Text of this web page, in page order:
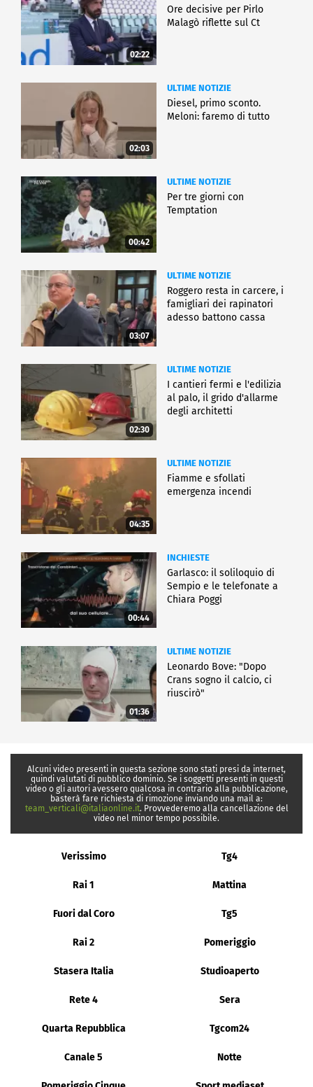
02:22
Ore decisive per Pirlo
Malagò riflette sul Ct
02:03
ULTIME NOTIZIE
Diesel, primo sconto.
Meloni: faremo di tutto
00:42
ULTIME NOTIZIE
Per tre giorni con
Temptation
03:07
ULTIME NOTIZIE
Roggero resta in carcere, i
famigliari dei rapinatori
adesso battono cassa
02:30
ULTIME NOTIZIE
I cantieri fermi e l'edilizia
al palo, il grido d'allarme
degli architetti
04:35
ULTIME NOTIZIE
Fiamme e sfollati
emergenza incendi
00:44
INCHIESTE
Garlasco: il soliloquio di
Sempio e le telefonate a
Chiara Poggi
01:36
ULTIME NOTIZIE
Leonardo Bove: "Dopo
Crans sogno il calcio, ci
riuscirò"
Alcuni video presenti in questa sezione sono stati presi da internet,
quindi valutati di pubblico dominio. Se i soggetti presenti in questi
video o gli autori avessero qualcosa in contrario alla pubblicazione,
basterà fare richiesta di rimozione inviando una mail a:
team_verticali@italiaonline.it. Provvederemo alla cancellazione del
video nel minor tempo possibile.
Verissimo Tg4
Rai 1 Mattina
Fuori dal Coro Tg5
Rai 2 Pomeriggio
Stasera Italia Studioaperto
Rete 4 Sera
Quarta Repubblica Tgcom24
Canale 5 Notte